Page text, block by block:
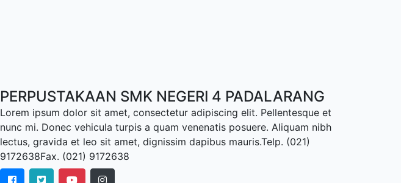
PERPUSTAKAAN SMK NEGERI 4 PADALARANG
Lorem ipsum dolor sit amet, consectetur adipiscing elit. Pellentesque et
nunc mi. Donec vehicula turpis a quam venenatis posuere. Aliquam nibh
lectus, gravida et leo sit amet, dignissim dapibus mauris.Telp. (021)
9172638Fax. (021) 9172638